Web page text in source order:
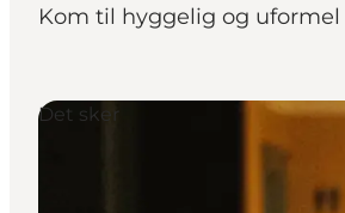
Planlæg ferien
Kom til hyggelig og
Det sker